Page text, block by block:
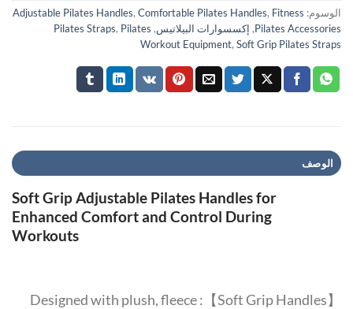
الوسوم:
Adjustable Pilates Handles, Comfortable Pilates Handles, Fitness
Pilates Accessories
, إكسسوارات البيلاتيس,
Pilates Straps, Pilates
Workout Equipment, Soft Grip Pilates Straps
الوصف
Soft Grip Adjustable Pilates Handles for
Enhanced Comfort and Control During
Workouts
【Soft Grip Handles】: Designed with plush, fleece